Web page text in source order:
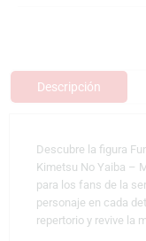
Descripción
Descubre la figura
Kimetsu No Yaiba –
para los fans de la
personaje en cada
repertorio y revive la